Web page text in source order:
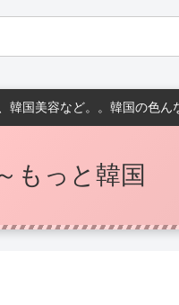
国美容など。。韓国の色ん
もっと韓国